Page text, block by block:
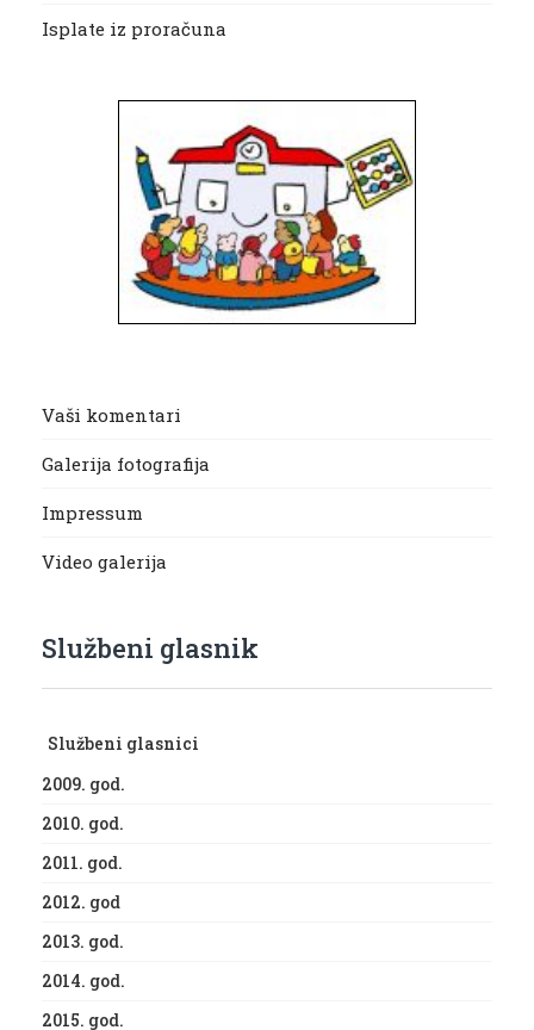
Isplate iz proračuna
Vaši komentari
Galerija fotografija
Impressum
Video galerija
Službeni glasnik
Službeni glasnici
2009. god.
2010. god.
2011. god.
2012. god
2013. god.
2014. god.
2015. god.